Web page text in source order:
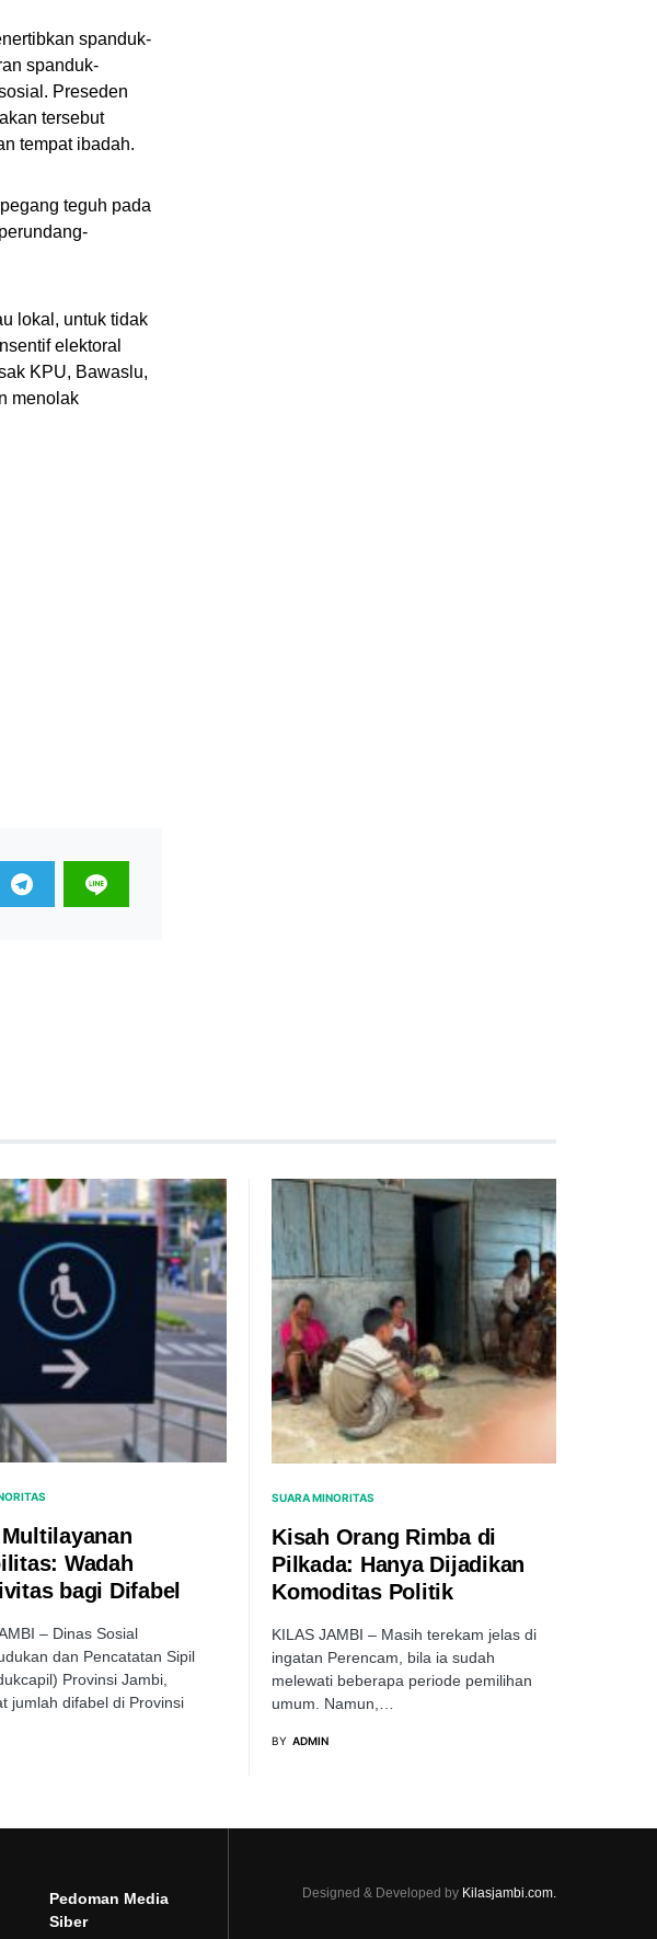
spanduk-
spanduk-
Preseden
tersebut
tempat ibadah.
teguh pada
lokal, untuk tidak
elektoral
KPU, Bawaslu,
menolak
Wadah
bagi Difabel
– Dinas Sosial
dan Pencatatan Sipil
Provinsi Jambi,
jumlah difabel di Provinsi
SUARA MINORITAS
Kisah Orang Rimba di
Pilkada: Hanya Dijadikan
Komoditas Politik
KILAS JAMBI – Masih terekam jelas di
ingatan Perencam, bila ia sudah
melewati beberapa periode pemilihan
umum. Namun,…
BY ADMIN
Pedoman Media
Siber
Designed & Developed by Kilasjambi.com.